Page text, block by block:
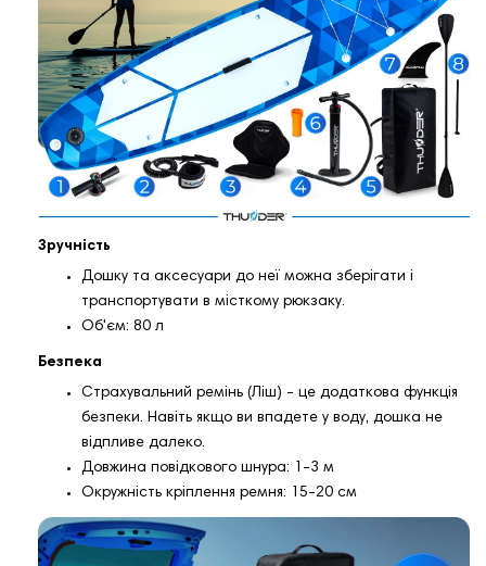
Зручність
Дошку та аксесуари до неї можна зберігати і
транспортувати в місткому рюкзаку.
Об'єм: 80 л
Безпека
Страхувальний ремінь (Ліш) - це додаткова функція
безпеки. Навіть якщо ви впадете у воду, дошка не
відпливе далеко.
Довжина повідкового шнура: 1-3 м
Окружність кріплення ремня: 15-20 см